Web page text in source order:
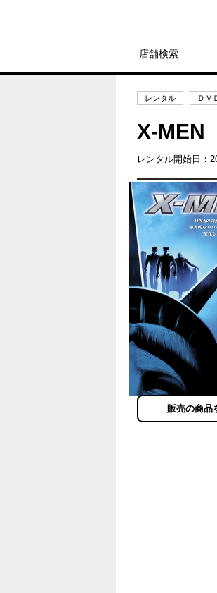
店舗検索
レンタル ＤＶ
X-MEN
レンタル開始日：
販売の商品